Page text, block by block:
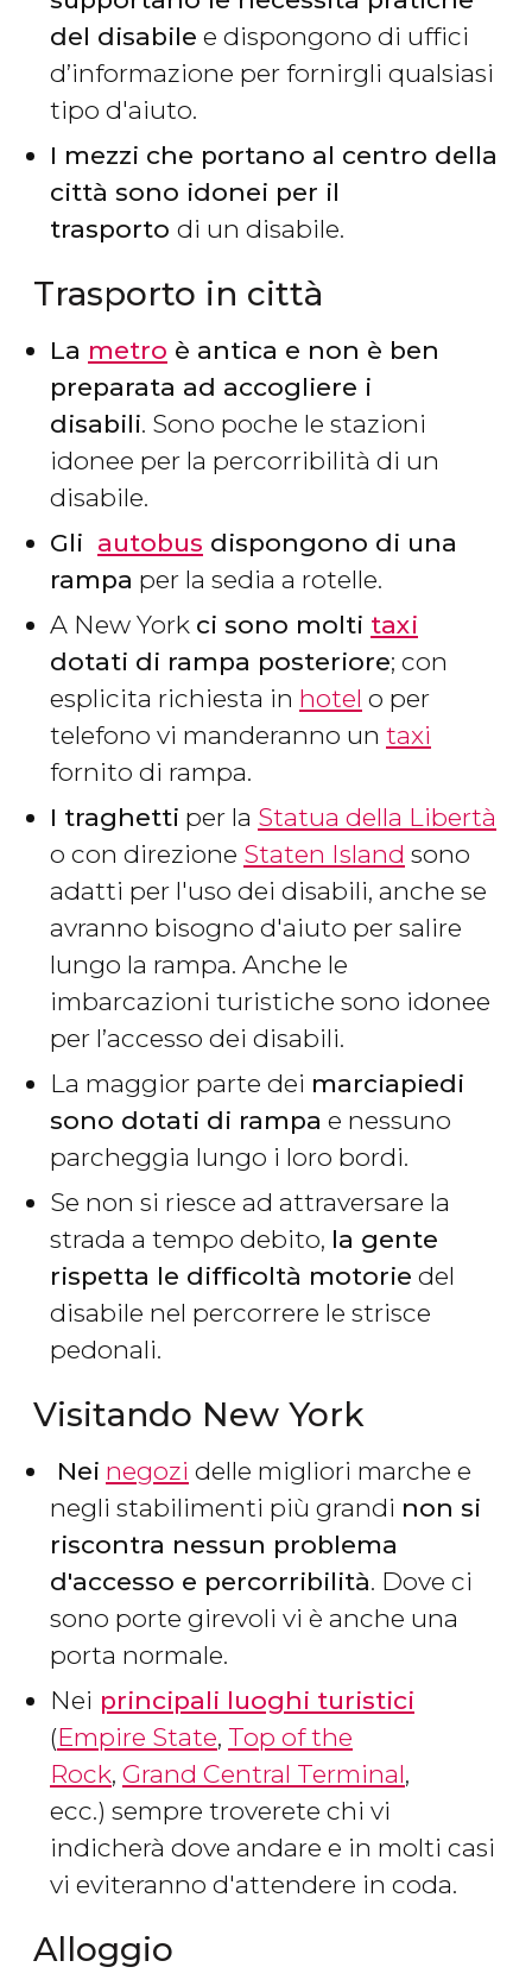
del disabile e dispongono di uffici
d’informazione per fornirgli qualsiasi
tipo d'aiuto.
I mezzi che portano al centro della
città sono idonei per il
trasporto di un disabile.
Trasporto in città
La metro è antica e non è ben
preparata ad accogliere i
disabili. Sono poche le stazioni
idonee per la percorribilità di un
disabile.
Gli autobus dispongono di una
rampa per la sedia a rotelle.
A New York ci sono molti taxi
dotati di rampa posteriore; con
esplicita richiesta in hotel o per
telefono vi manderanno un taxi
fornito di rampa.
I traghetti per la Statua della Libertà
o con direzione Staten Island sono
adatti per l'uso dei disabili, anche se
avranno bisogno d'aiuto per salire
lungo la rampa. Anche le
imbarcazioni turistiche sono idonee
per l’accesso dei disabili.
La maggior parte dei marciapiedi
sono dotati di rampa e nessuno
parcheggia lungo i loro bordi.
Se non si riesce ad attraversare la
strada a tempo debito, la gente
rispetta le difficoltà motorie del
disabile nel percorrere le strisce
pedonali.
Visitando New York
Nei negozi delle migliori marche e
negli stabilimenti più grandi non si
riscontra nessun problema
d'accesso e percorribilità. Dove ci
sono porte girevoli vi è anche una
porta normale.
Nei principali luoghi turistici
(Empire State, Top of the
Rock, Grand Central Terminal,
ecc.) sempre troverete chi vi
indicherà dove andare e in molti casi
vi eviteranno d'attendere in coda.
Alloggio